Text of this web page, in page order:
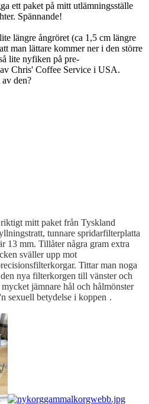
ett paket på mitt utlämningsställe
Spännande!
längre ångröret (ca 1,5 cm längre
man lättare kommer ner i den större
lite nyfiken på pre-
Chris' Coffee Service i USA.
den?
mitt paket från Tyskland
tunnare spridarfilterplatta
13 mm. Tillåter några gram extra
sväller upp mot
Tittar man noga
nya filterkorgen till vänster och
jämnare hål och hålmönster
sexuell betydelse i koppen .